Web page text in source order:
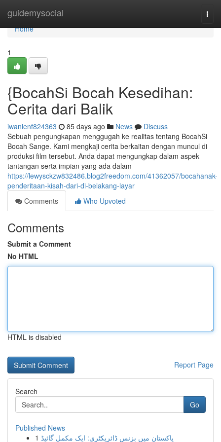
guidemysocial
Home
Home
1
{BocahSi Bocah Kesedihan:
Cerita dari Balik
iwanlenf824363 85 days ago News
Discuss
Sebuah pengungkapan menggugah ke realitas tentang BocahSi
Bocah Sange. Kami mengkaji cerita berkaitan dengan muncul di
produksi film tersebut. Anda dapat mengungkap dalam aspek
tantangan serta impian yang ada dalam
https://lewysckzw832486.blog2freedom.com/41362057/bocahanak-
penderitaan-kisah-dari-di-belakang-layar
Comments
Who Upvoted
Comments
Submit a Comment
No HTML
HTML is disabled
Report Page
Search
Go
Published News
1 پاکستان میں بزنس ڈائریکٹری: ایک مکمل گائیڈ